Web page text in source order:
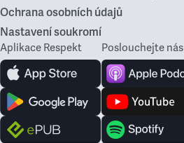
Ochrana osobních údajů
Nastavení soukromí
Aplikace Respekt Poslouchejte nás